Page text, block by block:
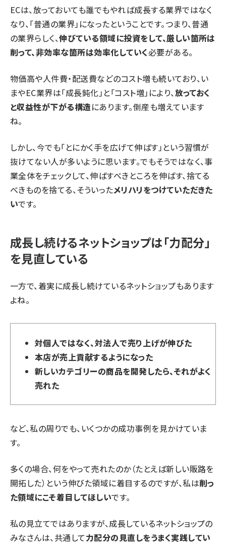
ECは、放っておいても誰でもやれば成長する業界ではなく
なり、「普通の業界」になったということです。つまり、普通
の業界らしく、伸びている領域に投資をして、厳しい箇所は
削って、非効率な箇所は効率化していく必要がある。
物価高や人件費・配送費などのコスト増も続いており、い
まやEC業界は「成長鈍化」と「コスト増」により、放っておく
と収益性が下がる構造にあります。倒産も増えています
ね。
しかし、今でも「とにかく手を広げて伸ばす」という習慣が
抜けてない人が多いように思います。でもそうではなく、事
業全体をチェックして、伸ばすべきところを伸ばす、捨てる
べきものを捨てる、そういったメリハリをつけていただきた
いです。
成長し続けるネットショップは「力配分」
を見直している
一方で、着実に成長し続けているネットショップもあります
よね。
対個人ではなく、対法人で売り上げが伸びた
本店が売上貢献するようになった
新しいカテゴリーの商品を開発したら、それがよく
売れた
など、私の周りでも、いくつかの成功事例を見かけていま
す。
多くの場合、何をやって売れたのか（たとえば新しい販路を
開拓した）という伸びた領域に着目するのですが、私は削っ
た領域にこそ着目してほしいです。
私の見立てではありますが、成長しているネットショップの
みなさんは、共通して力配分の見直しをうまく実践してい